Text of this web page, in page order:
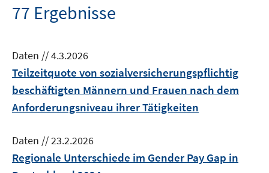
77 Ergebnisse
Daten //4.3.2026
Teilzeitquote von sozialversicherungspflichtig
beschäftigten Männern und Frauen nach dem
Anforderungsniveau ihrer Tätigkeiten
Daten //23.2.2026
Regionale Unterschiede im Gender Pay Gap in